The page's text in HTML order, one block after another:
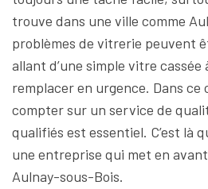
trouve dans une ville comme
problèmes de vitrerie peuvent
allant d’une simple vitre cassée
remplacer en urgence. Dans
compter sur un service de
qualifiés est essentiel. C’est là
une entreprise qui met en
Aulnay-sous-Bois.